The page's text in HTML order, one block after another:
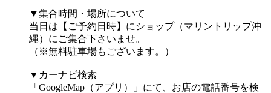
▼集合時間・場所について
当日は【ご予約日時】にショップ（マリントリップ沖
縄）にご集合下さいませ。
（※無料駐車場もございます。）
▼カーナビ検索
「GoogleMap（アプリ）」にて、お店の電話番号を検